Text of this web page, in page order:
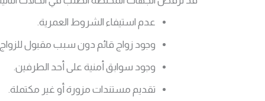
عدم استيفاء الشروط العمرية.
وجود زواج قائم دون سبب مقبول للزواج
وجود سوابق أمنية على أحد الطرفين.
تقديم مستندات مزورة أو غير مكتملة.